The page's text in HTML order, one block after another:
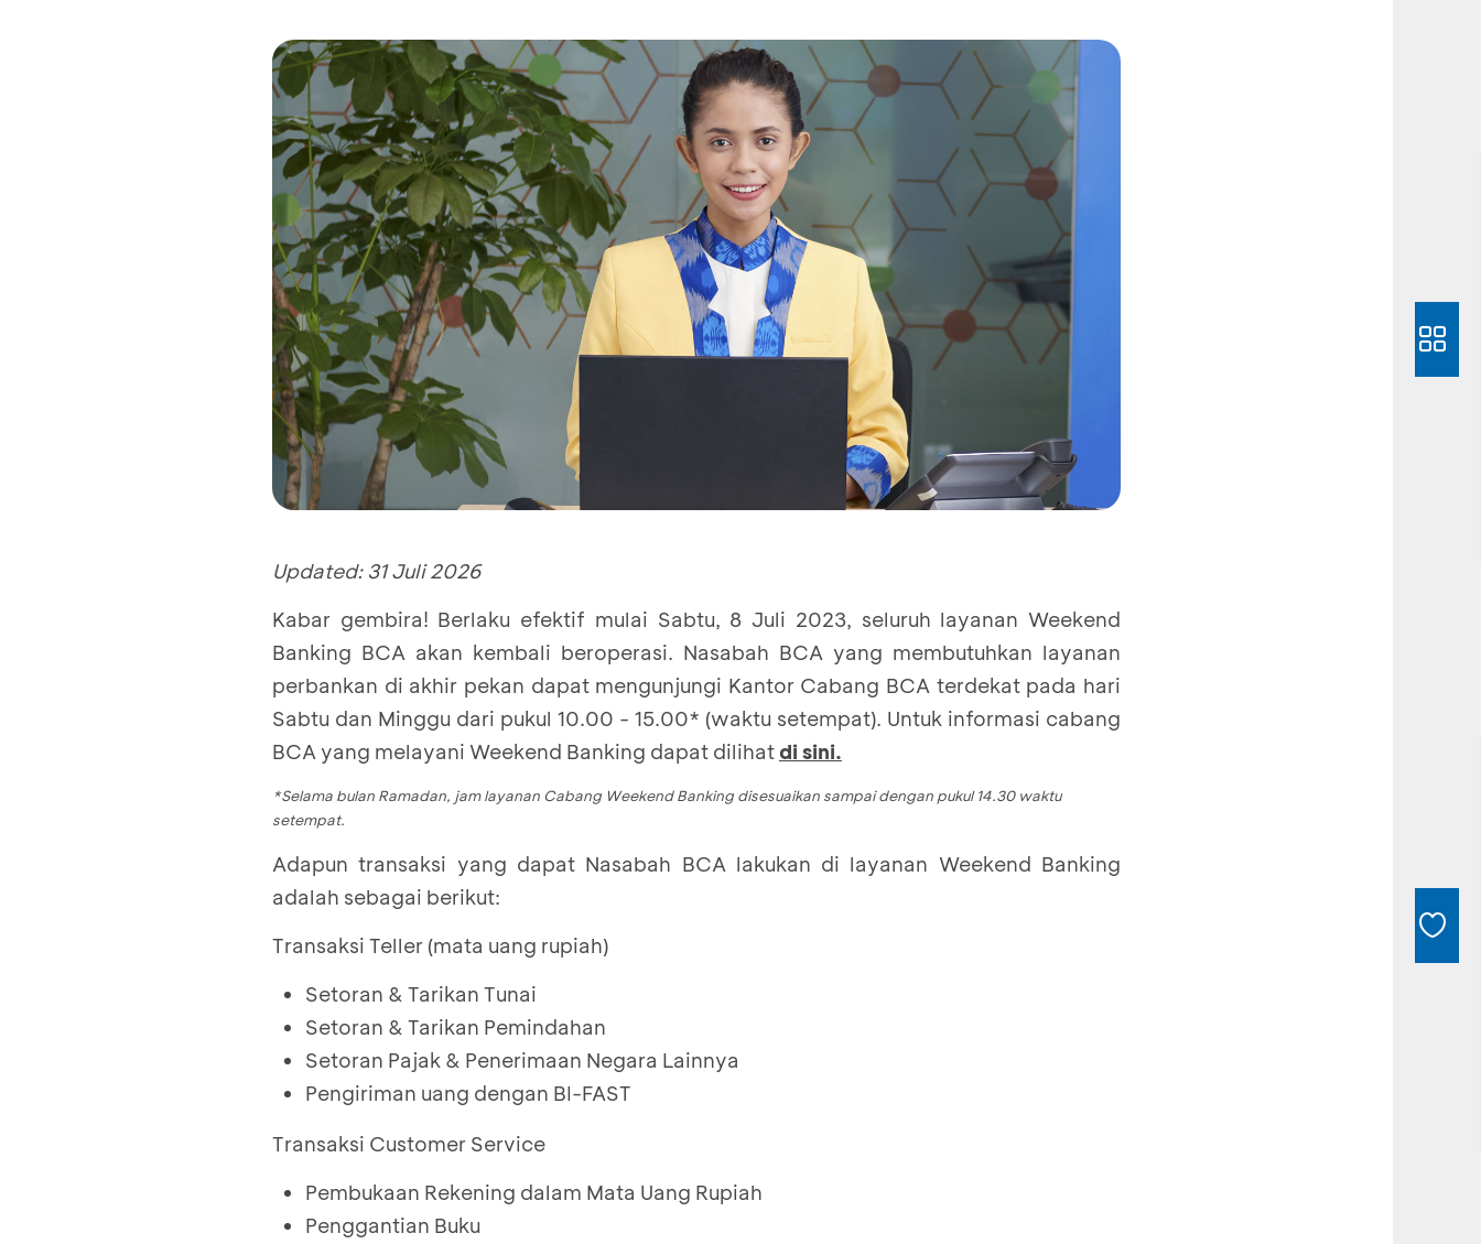
Updated: 31 Juli 2026
Kabar gembira! Berlaku efektif mulai Sabtu, 8 Juli 2023, seluruh layanan Weekend
Banking BCA akan kembali beroperasi. Nasabah BCA yang membutuhkan layanan
perbankan di akhir pekan dapat mengunjungi Kantor Cabang BCA terdekat pada hari
Sabtu dan Minggu dari pukul 10.00 - 15.00* (waktu setempat). Untuk informasi cabang
BCA yang melayani Weekend Banking dapat dilihat di sini.
*Selama bulan Ramadan, jam layanan Cabang Weekend Banking disesuaikan sampai dengan pukul 14.30 waktu
setempat.
Adapun transaksi yang dapat Nasabah BCA lakukan di layanan Weekend Banking
adalah sebagai berikut:
Transaksi Teller (mata uang rupiah)
Setoran & Tarikan Tunai
Setoran & Tarikan Pemindahan
Setoran Pajak & Penerimaan Negara Lainnya
Pengiriman uang dengan BI-FAST
Transaksi Customer Service
Pembukaan Rekening dalam Mata Uang Rupiah
Penggantian Buku